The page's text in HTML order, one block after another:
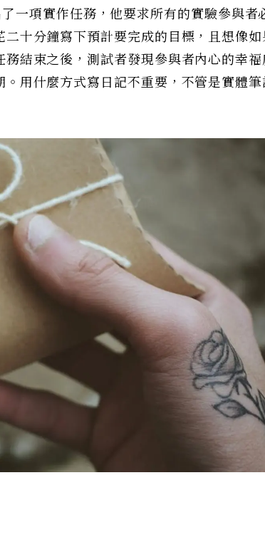
項實作任務，他要求所有的實驗參與者
十分鐘寫下預計要完成的目標，且想像
結束之後，測試者發現參與者內心的幸
用什麼方式寫日記不重要，不管是實體